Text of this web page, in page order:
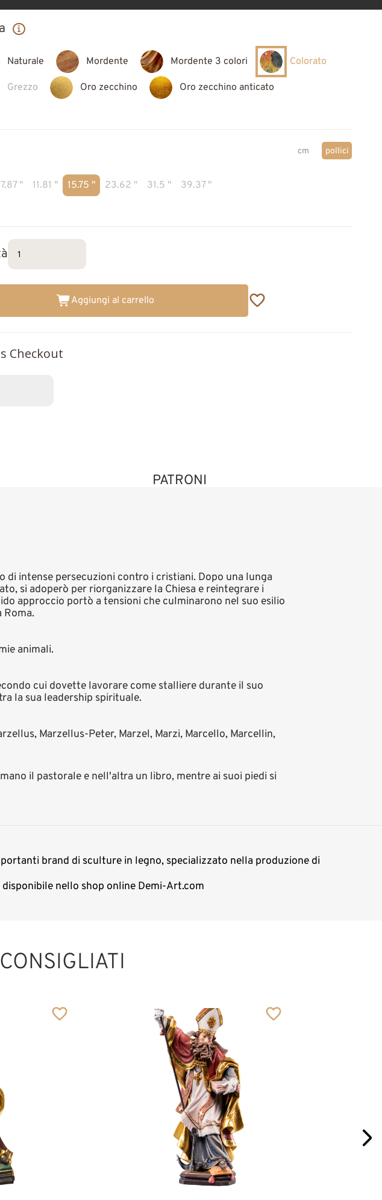
al carrello
Naturale Mordente Mordente 3 colori Colorato
Grezzo Oro zecchino Oro zecchino anticato
cm pollici
7.87 " 11.81 " 15.75 " 23.62 " 31.5 " 39.37 "
Aggiungi al carrello
Checkout
PATRONI
di intense persecuzioni contro i cristiani. Dopo una lunga
si adoperò per riorganizzare la Chiesa e reintegrare i
approccio portò a tensioni che culminarono nel suo esilio
animali.
cui dovette lavorare come stalliere durante il suo
la sua leadership spirituale.
Marzellus-Peter, Marzel, Marzi, Marcello, Marcellin,
il pastorale e nell'altra un libro, mentre ai suoi piedi si
brand di sculture in legno, specializzato nella produzione di
nello shop online Demi-Art.com